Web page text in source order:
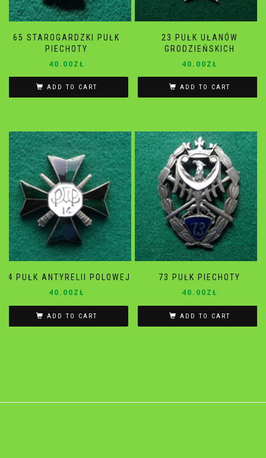
65 STAROGARDZKI PUŁK
PIECHOTY
40.00ZŁ
ADD TO CART
23 PUŁK UŁANÓW
GRODZIEŃSKICH
40.00ZŁ
ADD TO CART
14 PUŁK ANTYRELII POLOWEJ
40.00ZŁ
ADD TO CART
73 PUŁK PIECHOTY
40.00ZŁ
ADD TO CART